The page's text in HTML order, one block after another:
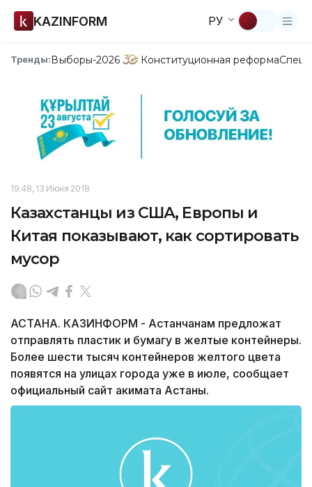
KAZINFORM РУ
Тренды:Выборы-2026 Конституционная реформа
19:48, 13 Июня 2018
Казахстанцы из США, Европы и
Китая показывают, как сортировать
мусор
АСТАНА. КАЗИНФОРМ - Астанчанам предложат
отправлять пластик и бумагу в желтые контейнеры.
Более шести тысяч контейнеров желтого цвета
появятся на улицах города уже в июле, сообщает
официальный сайт акимата Астаны.